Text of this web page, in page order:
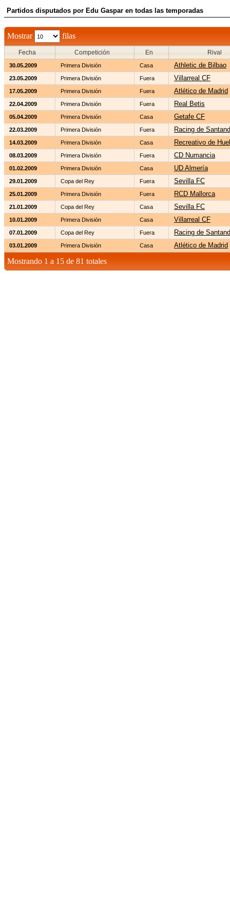
Partidos disputados por Edu Gaspar en todas las temporadas
Mostrar filas
Fecha Competición En Rival
30.05.2009 Primera División Casa Athletic de Bilbao
23.05.2009 Primera División Fuera Villarreal CF
17.05.2009 Primera División Fuera Atlético de Madrid
22.04.2009 Primera División Fuera Real Betis
05.04.2009 Primera División Casa Getafe CF
22.03.2009 Primera División Fuera Racing de
14.03.2009 Primera División Casa Recreativo de
08.03.2009 Primera División Fuera CD Numancia
01.02.2009 Primera División Casa UD Almería
29.01.2009 Copa del Rey Fuera Sevilla FC
25.01.2009 Primera División Fuera RCD Mallorca
21.01.2009 Copa del Rey Casa Sevilla FC
10.01.2009 Primera División Casa Villarreal CF
07.01.2009 Copa del Rey Fuera Racing de
03.01.2009 Primera División Casa Atlético de Madrid
Mostrando 1 a 15 de 81 totales